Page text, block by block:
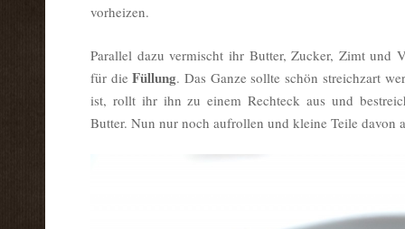
vorheizen.
Parallel dazu vermischt ihr Butter, Zucker, Zimt und
für dieFüllung. Das Ganze sollte schön streichzart
ist, rollt ihr ihn zu einem Rechteck aus und
Butter. Nun nur noch aufrollen und kleine Teile davon